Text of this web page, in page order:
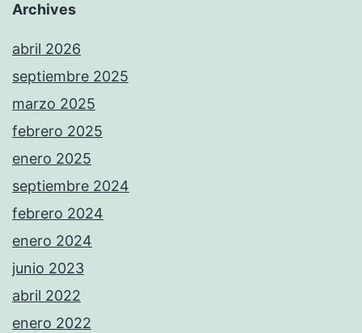
Archives
abril 2026
septiembre 2025
marzo 2025
febrero 2025
enero 2025
septiembre 2024
febrero 2024
enero 2024
junio 2023
abril 2022
enero 2022